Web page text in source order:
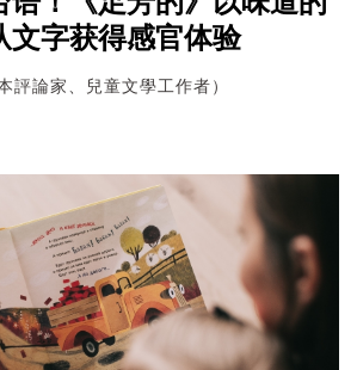
文字获得感官体验
評論家、兒童文學工作者）